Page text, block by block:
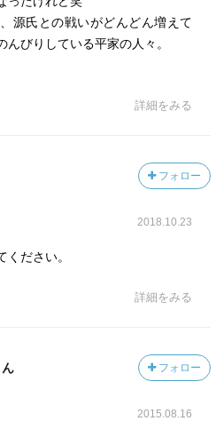
源氏との戦いがどんどん増えて
んびりしている平家の人々。
詳細をみる
フォロー
2018.10.23
ください。
詳細をみる
フォロー
2015.08.16